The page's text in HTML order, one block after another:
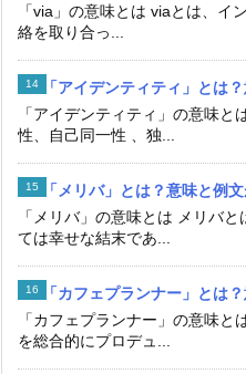
「via」の意味とは viaとは、イ
絡を取り合っ...
「アイデンティティ」とは
「アイデンティティ」の意味
性、自己同一性 、独...
「メリバ」とは？意味と例
「メリバ」の意味とは メリバ
ては幸せな結末であ...
「カフェプランナー」とは
「カフェプランナー」の意味と
を総合的にプロデュ...